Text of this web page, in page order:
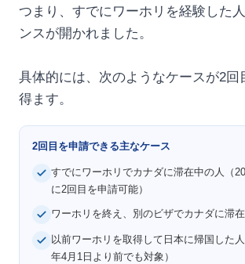
つまり、すでにワーホリを経験した
ンスが開かれました。
具体的には、次のようなケースが2回
得ます。
2回目を申請できる主なケース
すでにワーホリでカナダに滞在中の人（
に2回目を申請可能）
ワーホリを終え、別のビザでカナダに滞
以前ワーホリを取得して日本に帰国した
年4月1日より前でも対象）